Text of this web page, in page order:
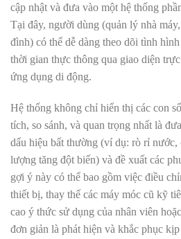
cập nhật và đưa vào một hệ thống
Tại đây, người dùng (quản lý nhà
đình) có thể dễ dàng theo dõi tình
thời gian thực thông qua giao diện
ứng dụng di động.
Hệ thống không chỉ hiển thị các con
tích, so sánh, và quan trọng nhất là
dấu hiệu bất thường (ví dụ: rò rỉ nước,
lượng tăng đột biến) và đề xuất các
gợi ý này có thể bao gồm việc điều
thiết bị, thay thế các máy móc cũ kỹ
cao ý thức sử dụng của nhân viên
đơn giản là phát hiện và khắc phục